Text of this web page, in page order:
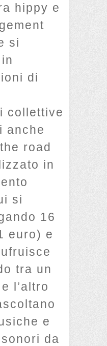
hippy e
si
di
collettive
anche
road
in
si
16
euro) e
tra un
l’altro
e
da